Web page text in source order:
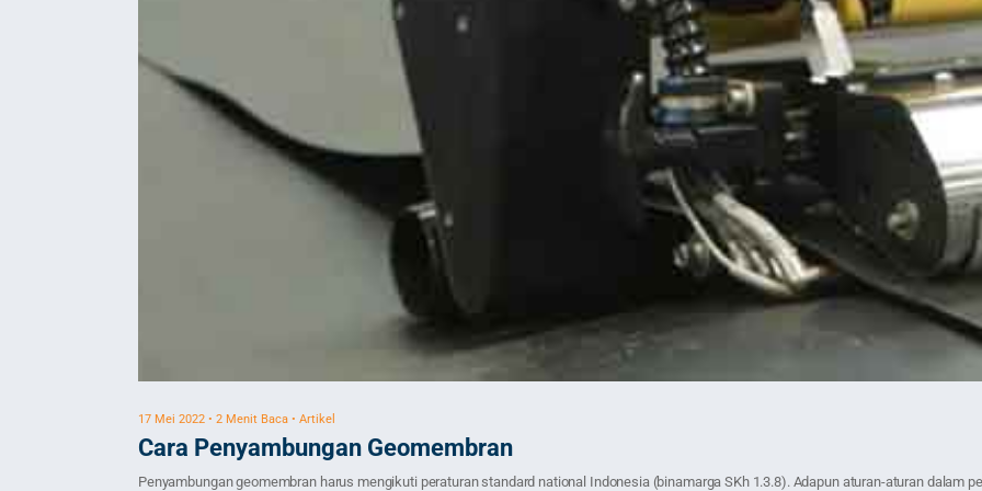
17 Mei 2022 • 2 Menit Baca • Artikel
Cara Penyambungan Geomembran
Penyambungan geomembran harus mengikuti peraturan standard national Indonesia (binamarga SKh 1.3.8). Adapun aturan-aturan dalam